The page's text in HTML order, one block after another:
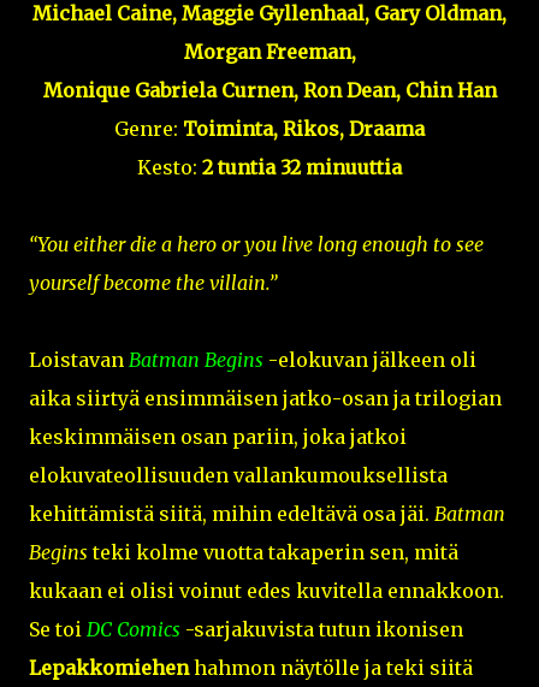
Michael Caine, Maggie Gyllenhaal, Gary Oldman,
Morgan Freeman,
Monique Gabriela Curnen, Ron Dean, Chin Han
Genre: Toiminta, Rikos, Draama
Kesto: 2 tuntia 32 minuuttia
“You either die a hero or you live long enough to see
yourself become the villain.”
Loistavan Batman Begins -elokuvan jälkeen oli
aika siirtyä ensimmäisen jatko-osan ja trilogian
keskimmäisen osan pariin, joka jatkoi
elokuvateollisuuden vallankumouksellista
kehittämistä siitä, mihin edeltävä osa jäi. Batman
Begins teki kolme vuotta takaperin sen, mitä
kukaan ei olisi voinut edes kuvitella ennakkoon.
Se toi DC Comics -sarjakuvista tutun ikonisen
Lepakkomiehenhahmon näytölle ja teki siitä